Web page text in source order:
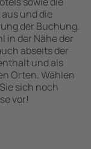
und die
der Buchung.
in der Nähe der
abseits der
und als
Orten. Wählen
sich noch
vor!